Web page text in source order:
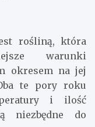
rośliną, która
warunki
okresem na jej
te pory roku
i ilość
niezbędne do